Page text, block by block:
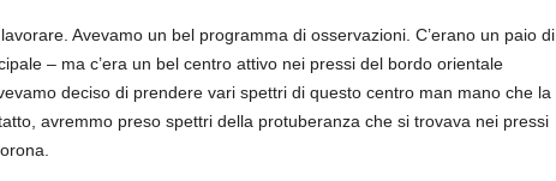
Avevamo un bel programma di osservazioni. C’erano un paio di
– ma c’era un bel centro attivo nei pressi del bordo orientale
deciso di prendere vari spettri di questo centro man mano che la
avremmo preso spettri della protuberanza che si trovava nei pressi